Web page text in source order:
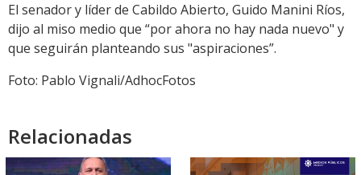
El senador y líder de Cabildo Abierto, Guido Manini Ríos,
dijo al miso medio que “por ahora no hay nada nuevo" y
que seguirán planteando sus "aspiraciones”.
Foto: Pablo Vignali/AdhocFotos
Relacionadas